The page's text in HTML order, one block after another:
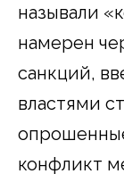
называли
намерен
санкций,
властями
конфликт